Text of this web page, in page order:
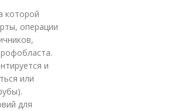
которой
операции
и
или
для